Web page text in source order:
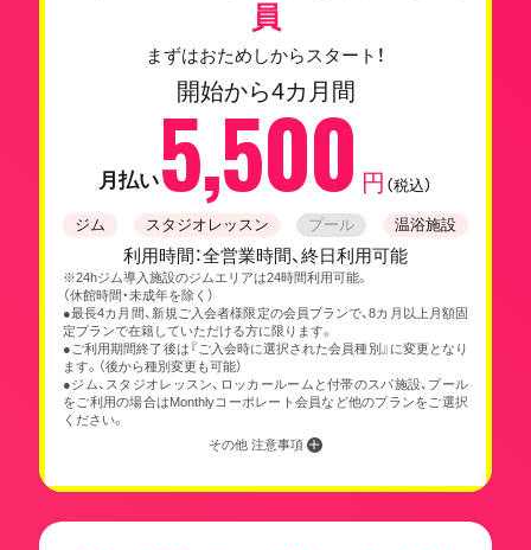
員
まずはおためしからスタート！
開始から4カ月間
月払い5,500 円 （税込）
ジム スタジオレッスン プール 温浴施設
利用時間：全営業時間、終日利用可能
※24hジム導入施設のジムエリアは24時間利用可能。
（休館時間・未成年を除く）
●最長4カ月間、新規ご入会者様限定の会員プランで、8カ月以上月額固
定プランで在籍していただける方に限ります。
●ご利用期間終了後は『ご入会時に選択された会員種別』に変更となり
ます。（後から種別変更も可能）
●ジム、スタジオレッスン、ロッカールームと付帯のスパ施設、プール
をご利用の場合はMonthlyコーポレート会員など他のプランをご選択
ください。
その他 注意事項